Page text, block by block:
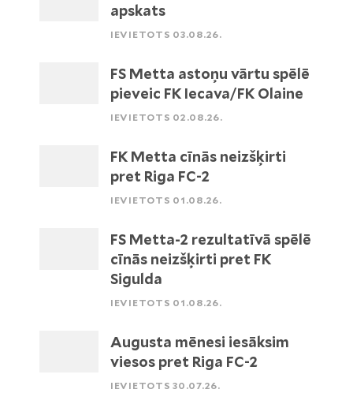
apskats
IEVIETOTS 03.08.26.
FS Metta astoņu vārtu spēlē
pieveic FK Iecava/FK Olaine
IEVIETOTS 02.08.26.
FK Metta cīnās neizšķirti
pret Riga FC-2
IEVIETOTS 01.08.26.
FS Metta-2 rezultatīvā spēlē
cīnās neizšķirti pret FK
Sigulda
IEVIETOTS 01.08.26.
Augusta mēnesi iesāksim
viesos pret Riga FC-2
IEVIETOTS 30.07.26.